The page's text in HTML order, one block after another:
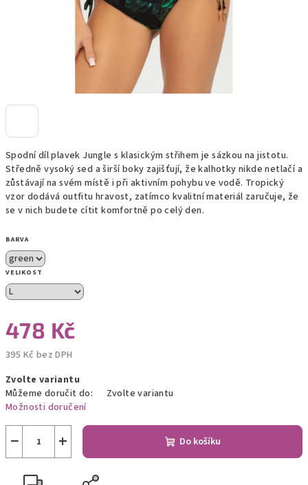
Spodní díl plavek Jungle s klasickým střihem je sázkou na jistotu.
Středně vysoký sed a širší boky zajišťují, že kalhotky nikde netlačí a
zůstávají na svém místě i při aktivním pohybu ve vodě. Tropický
vzor dodává outfitu hravost, zatímco kvalitní materiál zaručuje, že
se v nich budete cítit komfortně po celý den.
BARVA
VELIKOST
478 Kč
395 Kč bez DPH
cena:
Zvolte variantu
Můžeme doručit do:
Zvolte variantu
Možnosti doručení
+
− Do košíku